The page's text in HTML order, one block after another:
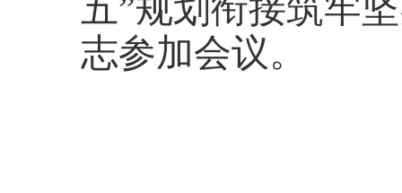
五”规划衔接筑牢
志参加会议。